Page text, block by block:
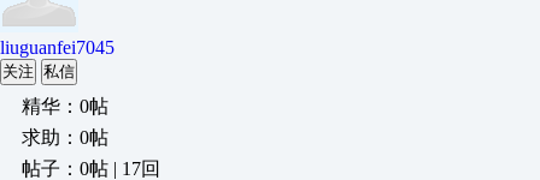
liuguanfei7045
关注 私信
精华：0帖
求助：0帖
帖子：0帖 | 17回